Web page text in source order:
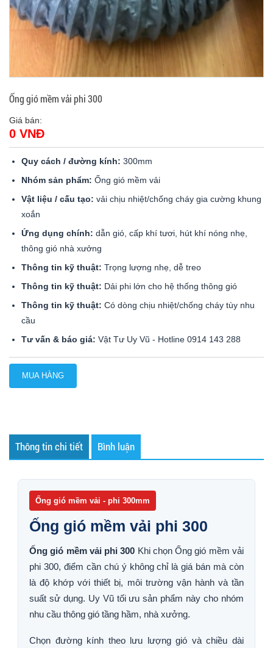
Ống gió mềm vải phi 300
Giá bán:
0 VNĐ
Quy cách / đường kính: 300mm
Nhóm sản phẩm: Ống gió mềm vải
Vật liệu / cấu tạo: vải chịu nhiệt/chống cháy gia cường khung
xoắn
Ứng dụng chính: dẫn gió, cấp khí tươi, hút khí nóng nhẹ,
thông gió nhà xưởng
Thông tin kỹ thuật: Trọng lượng nhẹ, dễ treo
Thông tin kỹ thuật: Dải phi lớn cho hệ thống thông gió
Thông tin kỹ thuật: Có dòng chịu nhiệt/chống cháy tùy nhu
cầu
Tư vấn & báo giá: Vật Tư Uy Vũ - Hotline 0914 143 288
MUA HÀNG
Thông tin chi tiết Bình luận
Ống gió mềm vải - phi 300mm
Ống gió mềm vải phi 300
Ống gió mềm vải phi 300 Khi chọn Ống gió mềm vải
phi 300, điểm cần chú ý không chỉ là giá bán mà còn
là độ khớp với thiết bị, môi trường vận hành và tần
suất sử dụng. Uy Vũ tối ưu sản phẩm này cho nhóm
nhu cầu thông gió tầng hầm, nhà xưởng.
Chọn đường kính theo lưu lượng gió và chiều dài